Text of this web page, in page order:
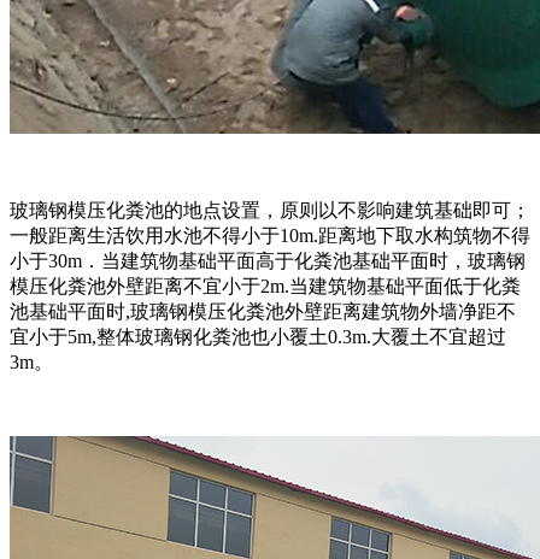
玻璃钢模压化粪池的地点设置，原则以不影响建筑基础即可；
一般距离生活饮用水池不得小于10m.距离地下取水构筑物不得
小于30m．当建筑物基础平面高于化粪池基础平面时，玻璃钢
模压化粪池外壁距离不宜小于2m.当建筑物基础平面低于化粪
池基础平面时,玻璃钢模压化粪池外壁距离建筑物外墙净距不
宜小于5m,整体玻璃钢化粪池也小覆土0.3m.大覆土不宜超过
3m。